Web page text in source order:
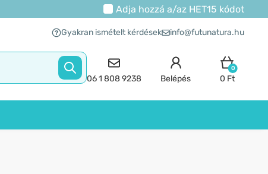
Adja hozzá a/az HET15 kódot
Gyakran ismételt kérdések info@futunatura.hu
06 1 808 9238 Belépés
0
0 Ft